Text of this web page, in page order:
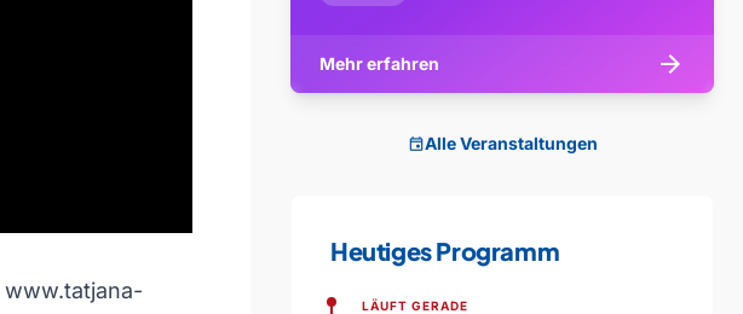
www.tatjana-
Mehr erfahren arrow_forward
eventAlle Veranstaltungen
Heutiges Programm
LÄUFT GERADE